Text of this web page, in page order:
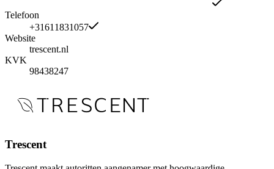
Telefoon
+31611831057
Website
trescent.nl
KVK
98438247
Trescent